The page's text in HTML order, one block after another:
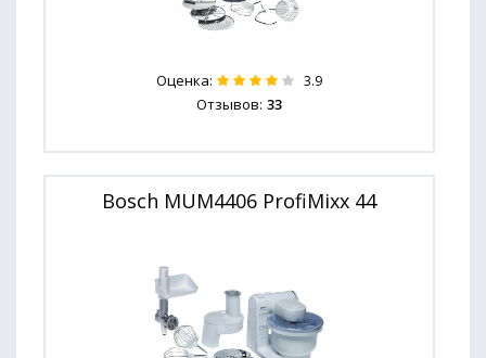
Оценка: 3.9
Отзывов: 33
Bosch MUM4406 ProfiMixx 44